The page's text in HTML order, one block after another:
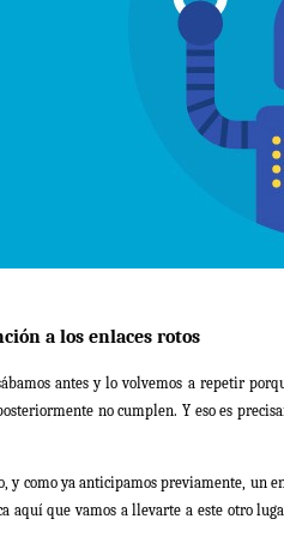
a los enlaces rotos
antes y lo volvemos a repetir
no cumplen. Y eso es
y como ya anticipamos previamente, un
aquí que vamos a llevarte a este otro